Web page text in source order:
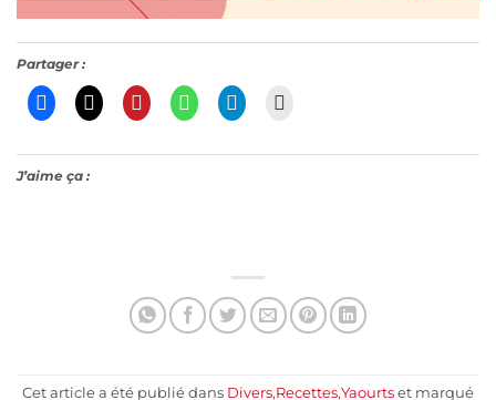
Partager :
J’aime ça :
Cet article a été publié dans Divers,Recettes,Yaourts et marqué